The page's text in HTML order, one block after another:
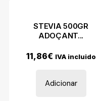
STEVIA 500GR
ADOÇANT...
11,86€ IVA incluido
Adicionar